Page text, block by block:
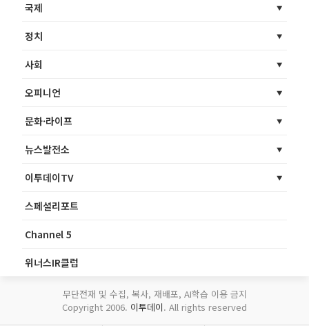
국제
정치
사회
오피니언
문화·라이프
뉴스발전소
이투데이TV
스페셜리포트
Channel 5
위너스IR클럽
무단전재 및 수집, 복사, 재배포, AI학습 이용 금지
Copyright 2006. 이투데이. All rights reserved